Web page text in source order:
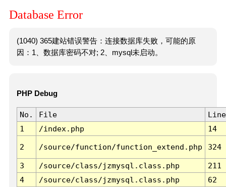
Database Error
(1040) 365建站错误警告：连接数据库失败，可能的原
因：1、数据库密码不对; 2、mysql未启动。
PHP Debug
No. File
Line
1
/index.php 14
2 /source/function/function_extend.php 324
3 /source/class/jzmysql.class.php
211
4
/source/class/jzmysql.class.php
62